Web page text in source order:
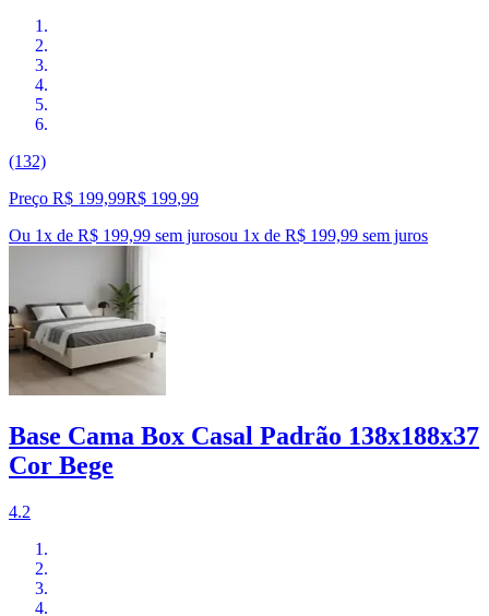
(132)
Preço R$ 199,99R$ 199,99
Ou 1x de R$ 199,99 sem jurosou 1x de R$ 199,99 sem juros
Base Cama Box Casal Padrão 138x188x37
Cor Bege
4.2